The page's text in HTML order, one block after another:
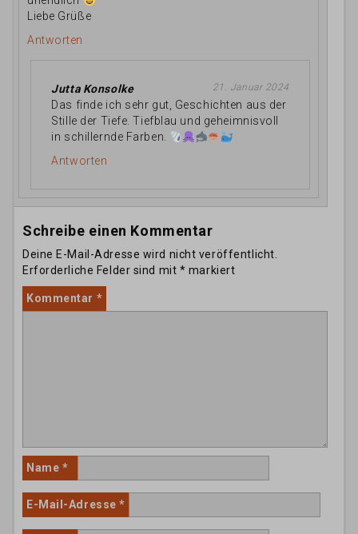
Liebe Grüße
Antworten
Jutta Konsolke 21. Januar 2024
Das finde ich sehr gut, Geschichten aus der
Stille der Tiefe. Tiefblau und geheimnisvoll
in schillernde Farben.
Antworten
Schreibe einen Kommentar
Deine E-Mail-Adresse wird nicht veröffentlicht.
Erforderliche Felder sind mit * markiert
Kommentar *
Name *
E-Mail-Adresse*